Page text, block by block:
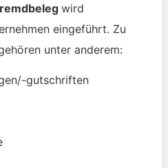
wird
eingeführt. Zu
unter anderem:
gutschriften